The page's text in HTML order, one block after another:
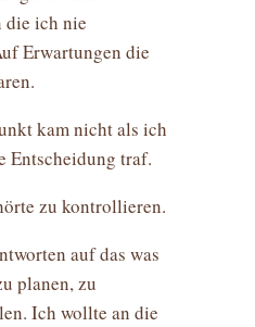
ich nie
Erwartungen die
kam nicht als ich
Entscheidung traf.
zu kontrollieren.
auf das was
planen, zu
Ich wollte an die